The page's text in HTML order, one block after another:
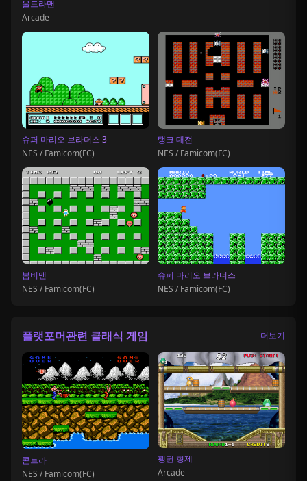
울트라맨
Arcade
슈퍼 마리오 브라더스 3
NES / Famicom(FC)
탱크 대전
NES / Famicom(FC)
봄버맨
NES / Famicom(FC)
슈퍼 마리오 브라더스
NES / Famicom(FC)
플랫포머관련 클래식 게임 더보기
콘트라
NES / Famicom(FC)
펭귄 형제
Arcade